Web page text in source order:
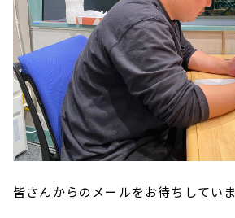
皆さんからのメールをお待ちしていま